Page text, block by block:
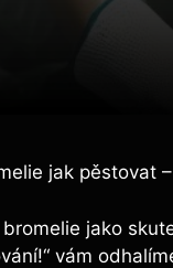
jak pěstovat
jako
vám